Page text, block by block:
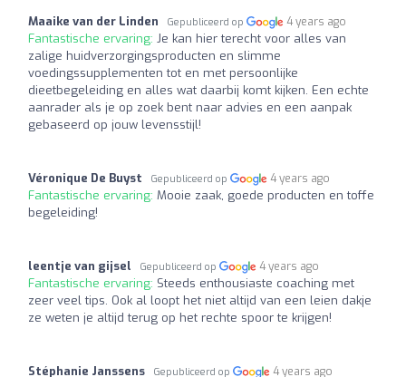
Maaike van der Linden Gepubliceerd op 4 years ago
Fantastische ervaring: Je kan hier terecht voor alles van
zalige huidverzorgingsproducten en slimme
voedingssupplementen tot en met persoonlijke
dieetbegeleiding en alles wat daarbij komt kijken. Een echte
aanrader als je op zoek bent naar advies en een aanpak
gebaseerd op jouw levensstijl!
Véronique De Buyst Gepubliceerd op 4 years ago
Fantastische ervaring: Mooie zaak, goede producten en toffe
begeleiding!
leentje van gijsel Gepubliceerd op 4 years ago
Fantastische ervaring: Steeds enthousiaste coaching met
zeer veel tips. Ook al loopt het niet altijd van een leien dakje
ze weten je altijd terug op het rechte spoor te krijgen!
Stéphanie Janssens Gepubliceerd op 4 years ago